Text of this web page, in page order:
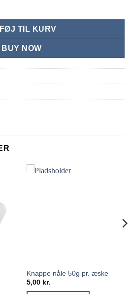
TIL KURV
BUY NOW
Knappe nåle 50g pr. æske
5,00 kr.